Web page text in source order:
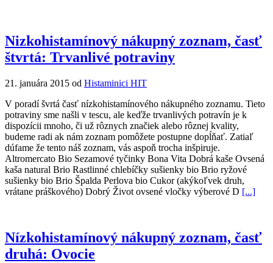
Nizkohistamínový nákupný zoznam, časť
štvrtá: Trvanlivé potraviny
21. januára 2015 od Histaminici HIT
V poradí švrtá časť nízkohistamínového nákupného zoznamu. Tieto
potraviny sme našli v tescu, ale keďže trvanlivých potravín je k
dispozícii mnoho, či už rôznych značiek alebo rôznej kvality,
budeme radi ak nám zoznam pomôžete postupne dopĺňať. Zatiaľ
dúfame že tento náš zoznam, vás aspoň trocha inšpiruje.
Altromercato Bio Sezamové tyčinky Bona Vita Dobrá kaše Ovsená
kaša natural Brio Rastlinné chlebíčky sušienky bio Brio ryžové
sušienky bio Brio Špalda Perlova bio Cukor (akýkoľvek druh,
vrátane práškového) Dobrý Život ovsené vločky výberové D [...]
Nízkohistamínový nákupný zoznam, časť
druhá: Ovocie